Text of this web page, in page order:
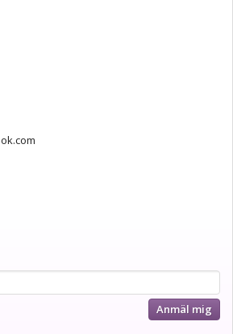
Anmäl mig